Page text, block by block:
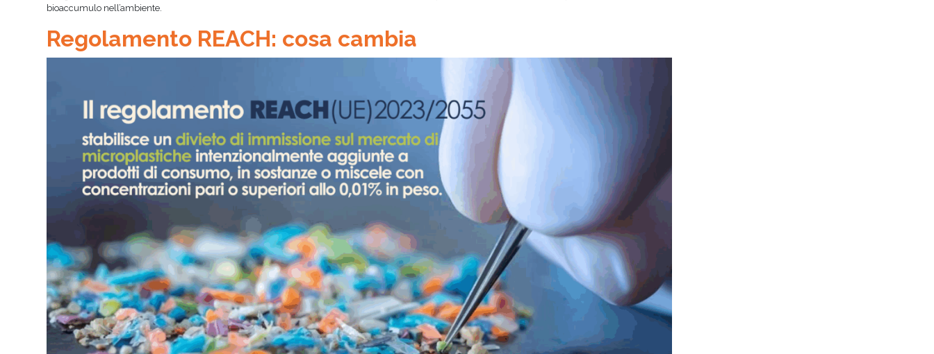
bioaccumulo nell’ambiente.
Regolamento REACH: cosa cambia